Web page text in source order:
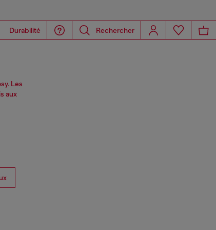
Durabilité Rechercher
Les
aux